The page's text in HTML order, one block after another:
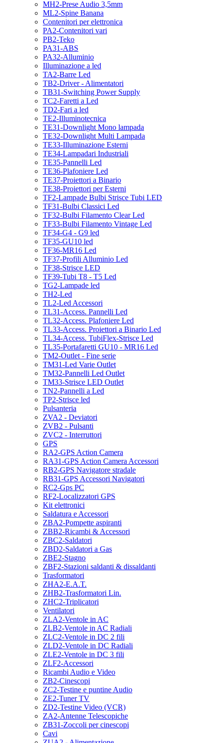
MH2-Prese Audio 3,5mm
ML2-Spine Banana
Contenitori per elettronica
PA2-Contenitori vari
PB2-Teko
PA31-ABS
PA32-Alluminio
Illuminazione a led
TA2-Barre Led
TB2-Driver - Alimentatori
TB31-Switching Power Supply
TC2-Faretti a Led
TD2-Fari a led
TE2-Illuminotecnica
TE31-Downlight Mono lampada
TE32-Downlight Multi Lampada
TE33-Illuminazione Esterni
TE34-Lampadari Industriali
TE35-Pannelli Led
TE36-Plafoniere Led
TE37-Proiettori a Binario
TE38-Proiettori per Esterni
TF2-Lampade Bulbi Strisce Tubi LED
TF31-Bulbi Classici Led
TF32-Bulbi Filamento Clear Led
TF33-Bulbi Filamento Vintage Led
TF34-G4 - G9 led
TF35-GU10 led
TF36-MR16 Led
TF37-Profili Alluminio Led
TF38-Strisce LED
TF39-Tubi T8 - T5 Led
TG2-Lampade led
TH2-Led
TL2-Led Accessori
TL31-Access. Pannelli Led
TL32-Access. Plafoniere Led
TL33-Access. Proiettori a Binario Led
TL34-Access. TubiFlex-Strisce Led
TL35-Portafaretti GU10 - MR16 Led
TM2-Outlet - Fine serie
TM31-Led Varie Outlet
TM32-Pannelli Led Outlet
TM33-Strisce LED Outlet
TN2-Pannelli a Led
TP2-Strisce led
Pulsanteria
ZVA2 - Deviatori
ZVB2 - Pulsanti
ZVC2 - Interruttori
GPS
RA2-GPS Action Camera
RA31-GPS Action Camera Accessori
RB2-GPS Navigatore stradale
RB31-GPS Accessori Navigatori
RC2-Gps PC
RF2-Localizzatori GPS
Kit elettronici
Saldatura e Accessori
ZBA2-Pompette aspiranti
ZBB2-Ricambi & Accessori
ZBC2-Saldatori
ZBD2-Saldatori a Gas
ZBE2-Stagno
ZBF2-Stazioni saldanti & dissaldanti
Trasformatori
ZHA2-E.A.T.
ZHB2-Trasformatori Lin.
ZHC2-Triplicatori
Ventilatori
ZLA2-Ventole in AC
ZLB2-Ventole in AC Radiali
ZLC2-Ventole in DC 2 fili
ZLD2-Ventole in DC Radiali
ZLE2-Ventole in DC 3 fili
ZLF2-Accessori
Ricambi Audio e Video
ZB2-Cinescopi
ZC2-Testine e puntine Audio
ZE2-Tuner TV
ZD2-Testine Video (VCR)
ZA2-Antenne Telescopiche
ZB31-Zoccoli per cinescopi
Cavi